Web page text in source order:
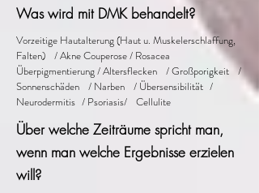
Was wird mit DMK behandelt?
Vorzeitige Hautalterung (Haut u. Muskelerschlaffung,
Falten) / Akne Couperose / Rosacea
Überpigmentierung / Altersflecken / Großporigkeit /
Sonnenschäden / Narben / Übersensibilität /
Neurodermitis / Psoriasis/ Cellulite
Über welche Zeiträume spricht man,
wenn man welche Ergebnisse erzielen
will?